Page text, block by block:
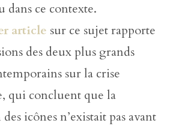
dans ce contexte.
article sur ce sujet rapporte
des deux plus grands
sur la crise
qui concluent que la
icônes n’existait pas avant